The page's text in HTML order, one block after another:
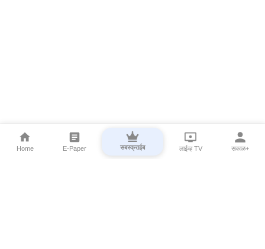
Home E-Paper सबस्क्राईब लाईव्ह TV सकाळ+